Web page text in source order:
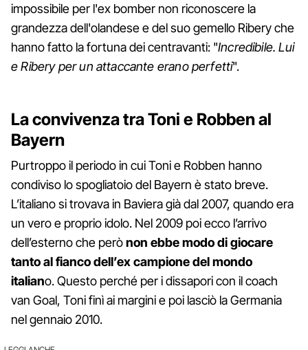
impossibile per l'ex bomber non riconoscere la
grandezza dell'olandese e del suo gemello Ribery che
hanno fatto la fortuna dei centravanti: "Incredibile. Lui
e Ribery per un attaccante erano perfetti".
La convivenza tra Toni e Robben al
Bayern
Purtroppo il periodo in cui Toni e Robben hanno
condiviso lo spogliatoio del Bayern è stato breve.
L’italiano si trovava in Baviera già dal 2007, quando era
un vero e proprio idolo. Nel 2009 poi ecco l’arrivo
dell’esterno che perònon ebbe modo di giocare
tanto al fianco dell’ex campione del mondo
italiano. Questo perché per i dissapori con il coach
van Goal, Toni finì ai margini e poi lasciò la Germania
nel gennaio 2010.